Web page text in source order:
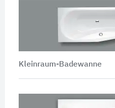
Kleinraum-Badewanne